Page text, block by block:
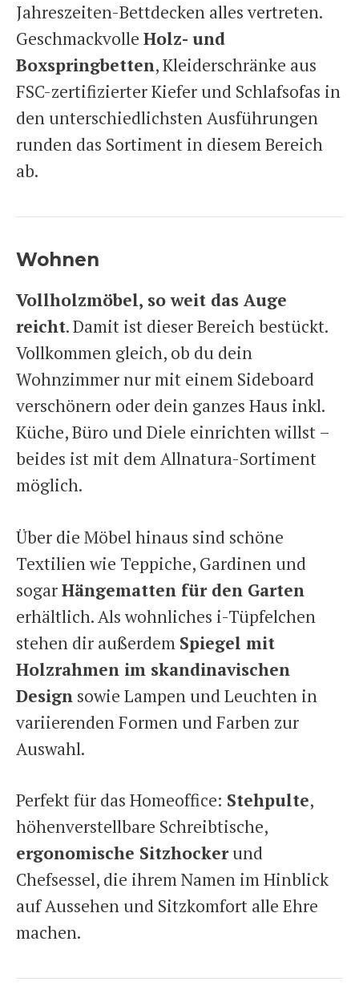
Jahreszeiten-Bettdecken alles vertreten.
Geschmackvolle Holz- und
Boxspringbetten, Kleiderschränke aus
FSC-zertifizierter Kiefer und Schlafsofas in
den unterschiedlichsten Ausführungen
runden das Sortiment in diesem Bereich
ab.
Wohnen
Vollholzmöbel, so weit das Auge
reicht. Damit ist dieser Bereich bestückt.
Vollkommen gleich, ob du dein
Wohnzimmer nur mit einem Sideboard
verschönern oder dein ganzes Haus inkl.
Küche, Büro und Diele einrichten willst –
beides ist mit dem Allnatura-Sortiment
möglich.
Über die Möbel hinaus sind schöne
Textilien wie Teppiche, Gardinen und
sogarHängematten für den Garten
erhältlich. Als wohnliches i-Tüpfelchen
stehen dir außerdem Spiegel mit
Holzrahmen im skandinavischen
Design sowie Lampen und Leuchten in
variierenden Formen und Farben zur
Auswahl.
Perfekt für das Homeoffice: Stehpulte,
höhenverstellbare Schreibtische,
ergonomische Sitzhockerund
Chefsessel, die ihrem Namen im Hinblick
auf Aussehen und Sitzkomfort alle Ehre
machen.